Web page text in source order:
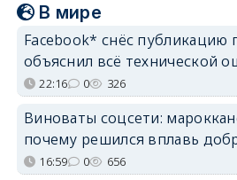
В мире
Facebook* снёс
объяснил всё технической
22:16 0 326
Виноваты соцсети:
почему решился вплавь
16:59 0 656